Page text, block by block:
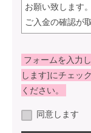
お願い致します。
ご入金の確認が
頭金のご入金後
「残金お支払い
込みをお願いし
（VISA/
ーナス払いも可
フォームを入力
します]にチェッ
ください。
同意します